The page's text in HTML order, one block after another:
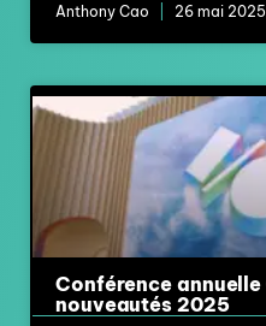
Anthony Cao 26 mai 2025
Conférence
nouveautés 2025